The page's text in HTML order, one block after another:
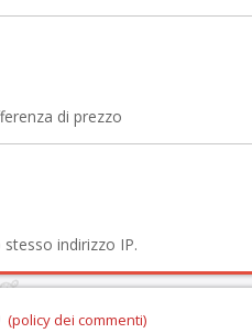
di prezzo
indirizzo IP.
(policy dei commenti)